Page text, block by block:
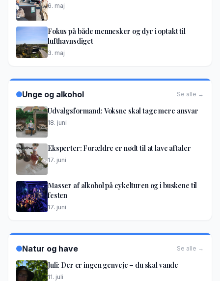
6. maj
Fokus på både mennesker og dyr i optakt til
lufthavnsdiget
3. maj
Unge og alkohol Se alle →
Udvalgsformand: Voksne skal tage mere ansvar
18. juni
Eksperter: Forældre er nødt til at lave aftaler
17. juni
Masser af alkohol på cykelturen og i buskene til
festen
17. juni
Natur og have Se alle →
Juli: Der er ingen genveje – du skal vande
11. juli